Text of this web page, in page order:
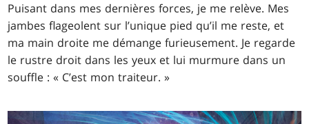
Puisant dans mes dernières forces, je me relève. Mes
jambes flageolent sur l’unique pied qu’il me reste, et
ma main droite me démange furieusement. Je regarde
le rustre droit dans les yeux et lui murmure dans un
souffle : « C’est mon traiteur. »